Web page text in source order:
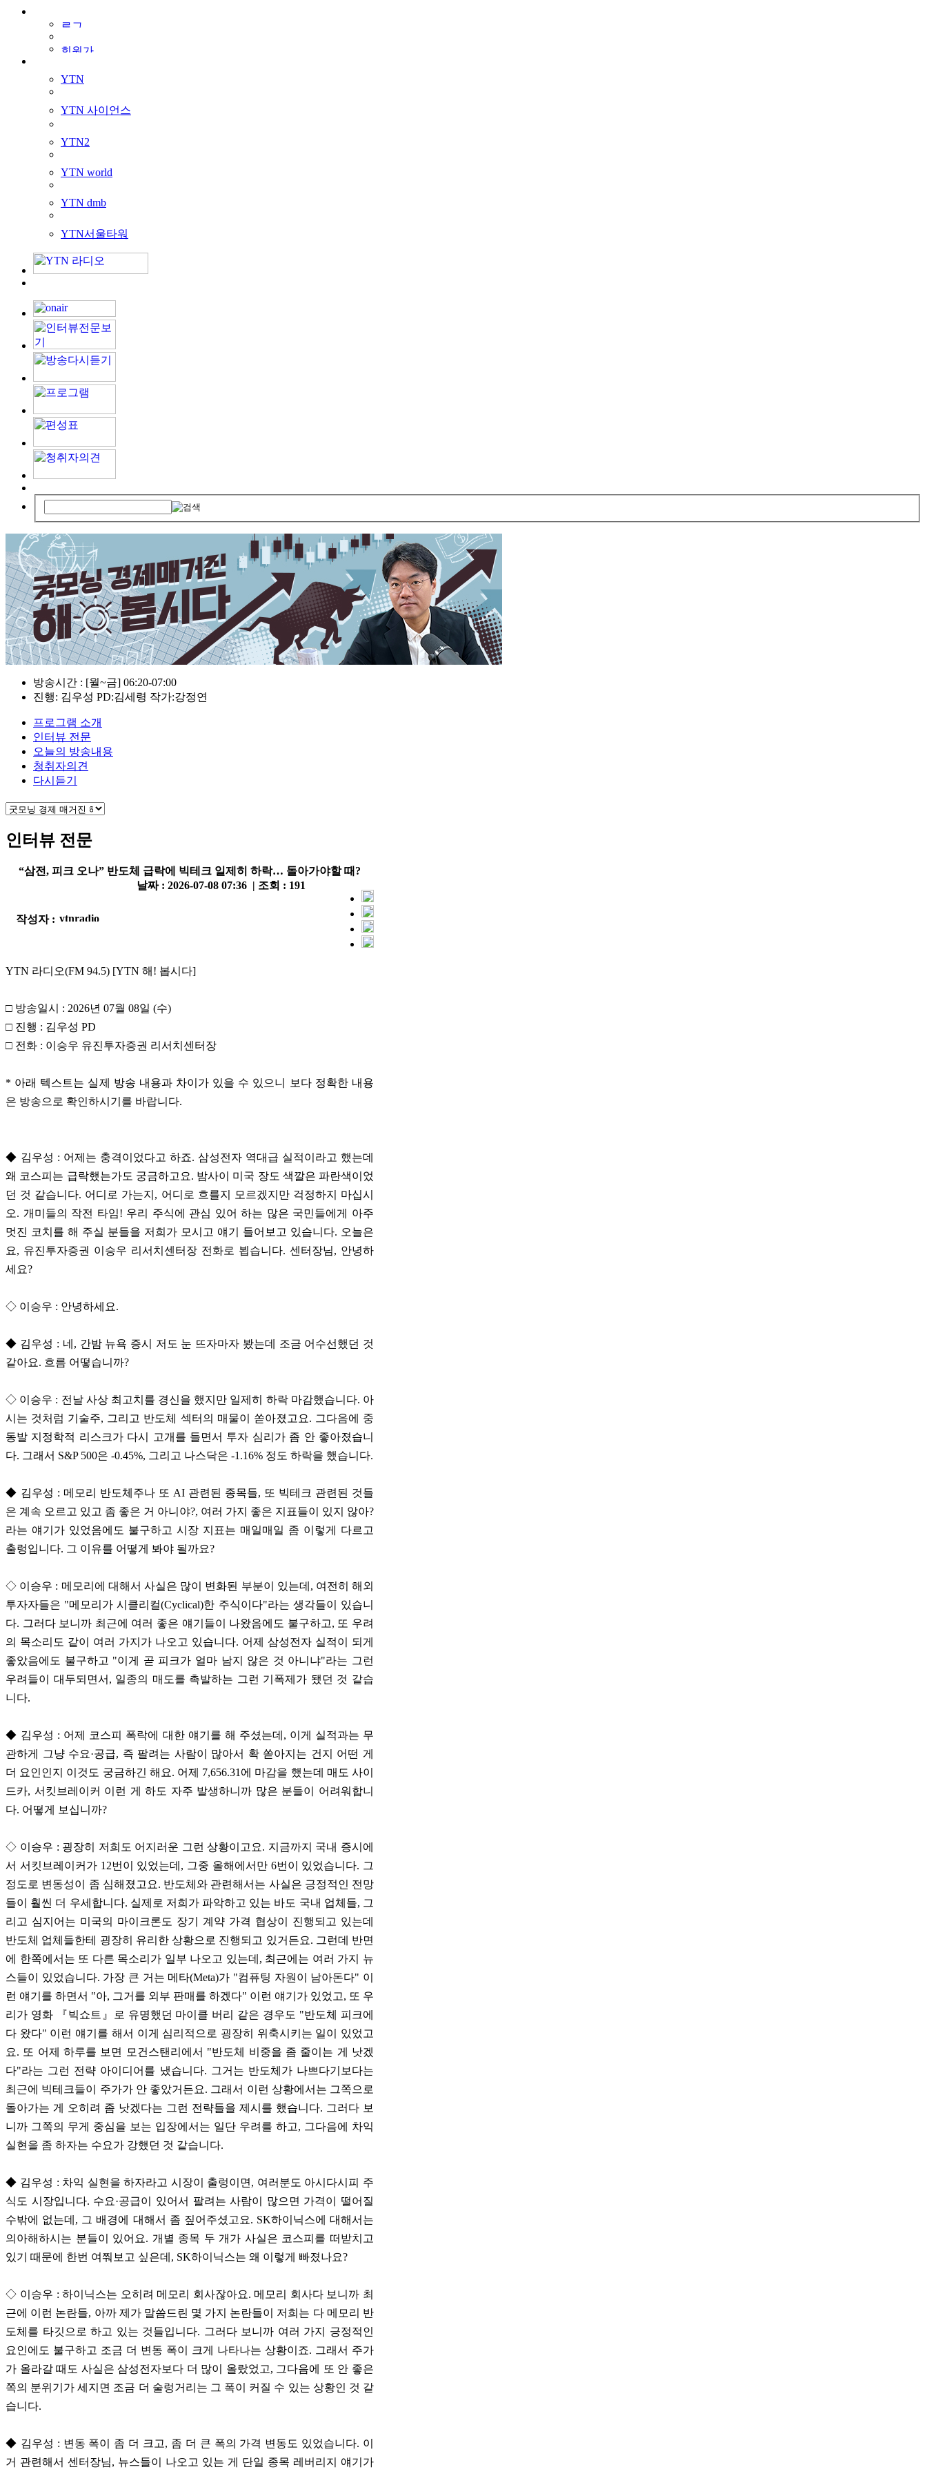
YTN
YTN 사이언스
YTN2
YTN world
YTN dmb
YTN서울타워
방송시간 : [월~금] 06:20-07:00
진행: 김우성 PD:김세령 작가:강정연
프로그램 소개
인터뷰 전문
오늘의 방송내용
청취자의견
다시듣기
인터뷰 전문
“삼전, 피크 오나” 반도체 급락에 빅테크 일제히 하락… 돌아가야할 때?
작성자 :
날짜 : 2026-07-08 07:36 | 조회 : 191
YTN 라디오(FM 94.5) [YTN 해! 봅시다]
□ 방송일시 : 2026년 07월 08일 (수)
□ 진행 : 김우성 PD
□ 전화 : 이승우 유진투자증권 리서치센터장
* 아래 텍스트는 실제 방송 내용과 차이가 있을 수 있으니 보다 정확한 내용
은 방송으로 확인하시기를 바랍니다.
◆ 김우성 : 어제는 충격이었다고 하죠. 삼성전자 역대급 실적이라고 했는데
왜 코스피는 급락했는가도 궁금하고요. 밤사이 미국 장도 색깔은 파란색이었
던 것 같습니다. 어디로 가는지, 어디로 흐를지 모르겠지만 걱정하지 마십시
오. 개미들의 작전 타임! 우리 주식에 관심 있어 하는 많은 국민들에게 아주
멋진 코치를 해 주실 분들을 저희가 모시고 얘기 들어보고 있습니다. 오늘은
요, 유진투자증권 이승우 리서치센터장 전화로 뵙습니다. 센터장님, 안녕하
세요?
◇ 이승우 : 안녕하세요.
◆ 김우성 : 네, 간밤 뉴욕 증시 저도 눈 뜨자마자 봤는데 조금 어수선했던 것
같아요. 흐름 어떻습니까?
◇ 이승우 : 전날 사상 최고치를 경신을 했지만 일제히 하락 마감했습니다. 아
시는 것처럼 기술주, 그리고 반도체 섹터의 매물이 쏟아졌고요. 그다음에 중
동발 지정학적 리스크가 다시 고개를 들면서 투자 심리가 좀 안 좋아졌습니
다. 그래서 S&P 500은 -0.45%, 그리고 나스닥은 -1.16% 정도 하락을 했습니다.
◆ 김우성 : 메모리 반도체주나 또 AI 관련된 종목들, 또 빅테크 관련된 것들
은 계속 오르고 있고 좀 좋은 거 아니야?, 여러 가지 좋은 지표들이 있지 않아?
라는 얘기가 있었음에도 불구하고 시장 지표는 매일매일 좀 이렇게 다르고
출렁입니다. 그 이유를 어떻게 봐야 될까요?
◇ 이승우 : 메모리에 대해서 사실은 많이 변화된 부분이 있는데, 여전히 해외
투자자들은 "메모리가 시클리컬(Cyclical)한 주식이다"라는 생각들이 있습니
다. 그러다 보니까 최근에 여러 좋은 얘기들이 나왔음에도 불구하고, 또 우려
의 목소리도 같이 여러 가지가 나오고 있습니다. 어제 삼성전자 실적이 되게
좋았음에도 불구하고 "이게 곧 피크가 얼마 남지 않은 것 아니냐"라는 그런
우려들이 대두되면서, 일종의 매도를 촉발하는 그런 기폭제가 됐던 것 같습
니다.
◆ 김우성 : 어제 코스피 폭락에 대한 얘기를 해 주셨는데, 이게 실적과는 무
관하게 그냥 수요·공급, 즉 팔려는 사람이 많아서 확 쏟아지는 건지 어떤 게
더 요인인지 이것도 궁금하긴 해요. 어제 7,656.31에 마감을 했는데 매도 사이
드카, 서킷브레이커 이런 게 하도 자주 발생하니까 많은 분들이 어려워합니
다. 어떻게 보십니까?
◇ 이승우 : 굉장히 저희도 어지러운 그런 상황이고요. 지금까지 국내 증시에
서 서킷브레이커가 12번이 있었는데, 그중 올해에서만 6번이 있었습니다. 그
정도로 변동성이 좀 심해졌고요. 반도체와 관련해서는 사실은 긍정적인 전망
들이 훨씬 더 우세합니다. 실제로 저희가 파악하고 있는 바도 국내 업체들, 그
리고 심지어는 미국의 마이크론도 장기 계약 가격 협상이 진행되고 있는데
반도체 업체들한테 굉장히 유리한 상황으로 진행되고 있거든요. 그런데 반면
에 한쪽에서는 또 다른 목소리가 일부 나오고 있는데, 최근에는 여러 가지 뉴
스들이 있었습니다. 가장 큰 거는 메타(Meta)가 "컴퓨팅 자원이 남아돈다" 이
런 얘기를 하면서 "아, 그거를 외부 판매를 하겠다" 이런 얘기가 있었고, 또 우
리가 영화 『빅쇼트』로 유명했던 마이클 버리 같은 경우도 "반도체 피크에
다 왔다" 이런 얘기를 해서 이게 심리적으로 굉장히 위축시키는 일이 있었고
요. 또 어제 하루를 보면 모건스탠리에서 "반도체 비중을 좀 줄이는 게 낫겠
다"라는 그런 전략 아이디어를 냈습니다. 그거는 반도체가 나쁘다기보다는
최근에 빅테크들이 주가가 안 좋았거든요. 그래서 이런 상황에서는 그쪽으로
돌아가는 게 오히려 좀 낫겠다는 그런 전략들을 제시를 했습니다. 그러다 보
니까 그쪽의 무게 중심을 보는 입장에서는 일단 우려를 하고, 그다음에 차익
실현을 좀 하자는 수요가 강했던 것 같습니다.
◆ 김우성 : 차익 실현을 하자라고 시장이 출렁이면, 여러분도 아시다시피 주
식도 시장입니다. 수요·공급이 있어서 팔려는 사람이 많으면 가격이 떨어질
수밖에 없는데, 그 배경에 대해서 좀 짚어주셨고요. SK하이닉스에 대해서는
의아해하시는 분들이 있어요. 개별 종목 두 개가 사실은 코스피를 떠받치고
있기 때문에 한번 여쭤보고 싶은데, SK하이닉스는 왜 이렇게 빠졌나요?
◇ 이승우 : 하이닉스는 오히려 메모리 회사잖아요. 메모리 회사다 보니까 최
근에 이런 논란들, 아까 제가 말씀드린 몇 가지 논란들이 저희는 다 메모리 반
도체를 타깃으로 하고 있는 것들입니다. 그러다 보니까 여러 가지 긍정적인
요인에도 불구하고 조금 더 변동 폭이 크게 나타나는 상황이죠. 그래서 주가
가 올라갈 때도 사실은 삼성전자보다 더 많이 올랐었고, 그다음에 또 안 좋은
쪽의 분위기가 세지면 조금 더 술렁거리는 그 폭이 커질 수 있는 상황인 것 같
습니다.
◆ 김우성 : 변동 폭이 좀 더 크고, 좀 더 큰 폭의 가격 변동도 있었습니다. 이
거 관련해서 센터장님, 뉴스들이 나오고 있는 게 단일 종목 레버리지 얘기가